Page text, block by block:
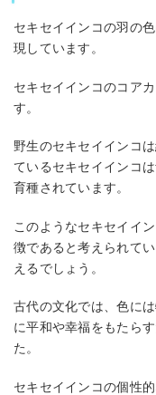
セキセイインコの羽の
現しています。
セキセイインコのコア
す。
野生のセキセイインコ
ているセキセイインコ
育種されています。
このようなセキセイイ
徴であると考えられて
えるでしょう。
古代の文化では、色に
に平和や幸福をもたら
た。
セキセイインコの個性